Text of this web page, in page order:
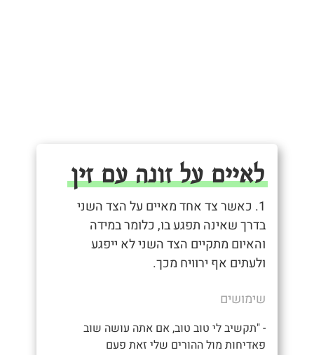
לאיים על זונה עם זין
1. כאשר צד אחד מאיים על הצד השני
בדרך שאינה תפגע בו, כלומר במידה
והאיום מתקיים הצד השני לא ייפגע
ולעתים אף ירוויח מכך.
שימושים
- "תקשיב לי טוב טוב, אם אתה עושה שוב
פאדיחות מול ההורים שלי זאת פעם